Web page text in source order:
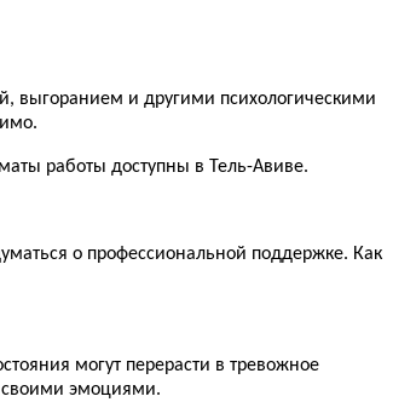
выгоранием и другими психологическими
работы доступны в Тель-Авиве.
о профессиональной поддержке. Как
могут перерасти в тревожное
своими эмоциями.